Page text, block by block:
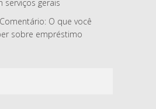
serviços gerais
Comentário: O que você
sobre empréstimo